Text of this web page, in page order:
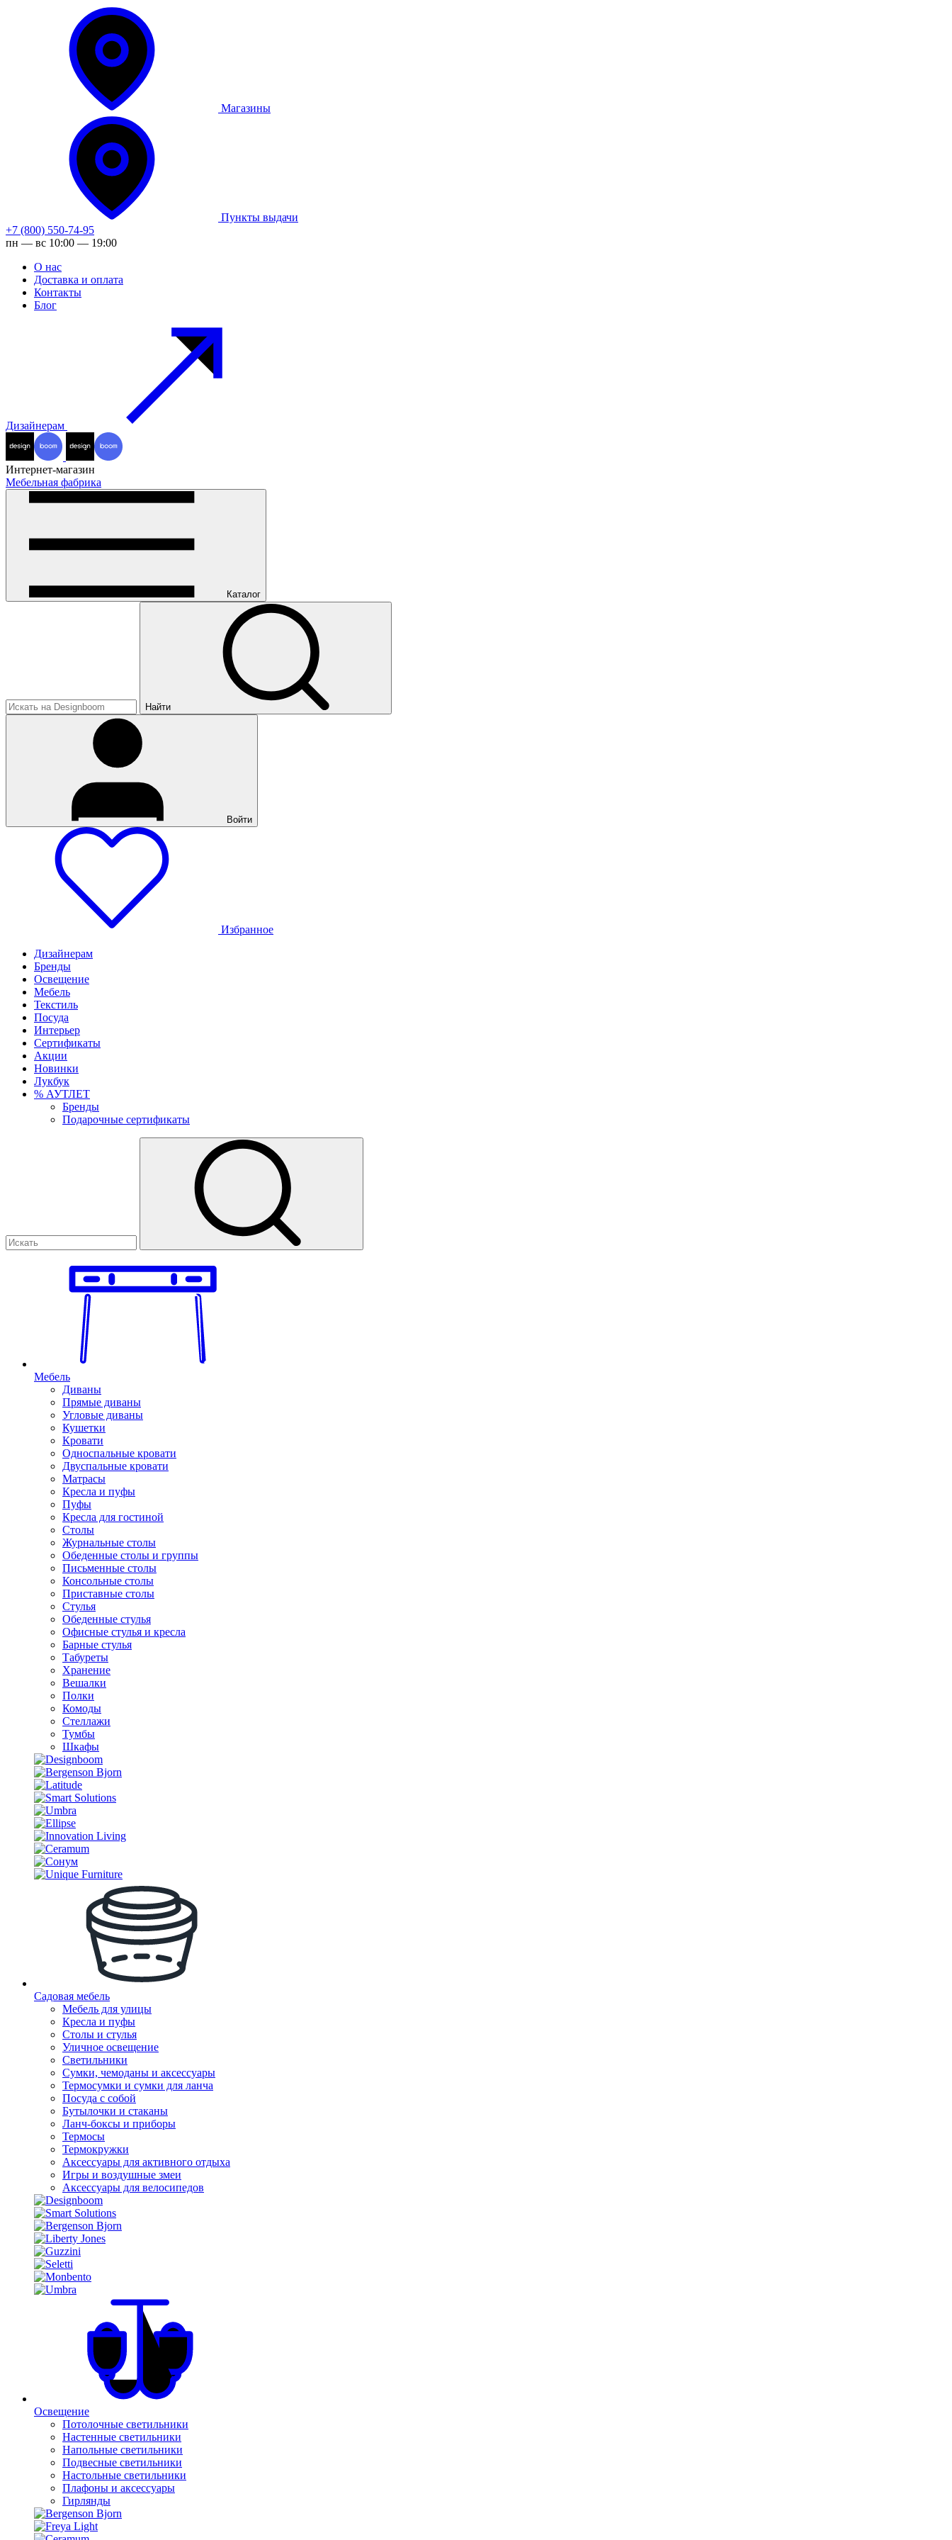
Магазины
Пункты выдачи
+7 (800) 550-74-95
пн — вс 10:00 — 19:00
О нас
Доставка и оплата
Контакты
Блог
Дизайнерам
Интернет-магазин
Мебельная фабрика
Каталог
Найти
Войти
Избранное
Дизайнерам
Бренды
Освещение
Мебель
Текстиль
Посуда
Интерьер
Сертификаты
Акции
Новинки
Лукбук
% АУТЛЕТ
Бренды
Подарочные сертификаты
Мебель
Диваны
Прямые диваны
Угловые диваны
Кушетки
Кровати
Односпальные кровати
Двуспальные кровати
Матрасы
Кресла и пуфы
Пуфы
Кресла для гостиной
Столы
Журнальные столы
Обеденные столы и группы
Письменные столы
Консольные столы
Приставные столы
Стулья
Обеденные стулья
Офисные стулья и кресла
Барные стулья
Табуреты
Хранение
Вешалки
Полки
Комоды
Стеллажи
Тумбы
Шкафы
Садовая мебель
Мебель для улицы
Кресла и пуфы
Столы и стулья
Уличное освещение
Светильники
Сумки, чемоданы и аксессуары
Термосумки и сумки для ланча
Посуда с собой
Бутылочки и стаканы
Ланч-боксы и приборы
Термосы
Термокружки
Аксессуары для активного отдыха
Игры и воздушные змеи
Аксессуары для велосипедов
Освещение
Потолочные светильники
Настенные светильники
Напольные светильники
Подвесные светильники
Настольные светильники
Плафоны и аксессуары
Гирлянды